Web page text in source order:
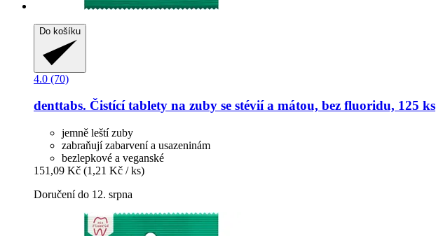
Do košíku
4.0 (70)
denttabs. Čistící tablety na zuby se stévií a mátou, bez fluoridu, 125 ks
jemně leští zuby
zabraňují zabarvení a usazeninám
bezlepkové a veganské
151,09 Kč (1,21 Kč / ks)
Doručení do 12. srpna